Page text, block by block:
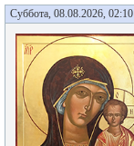
Суббота, 08.08.2026, 02:10